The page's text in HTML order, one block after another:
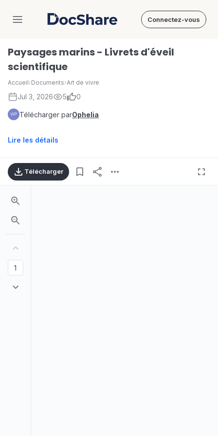
DocShare Connectez-vous
Paysages marins - Livrets d'éveil
scientifique
Accueil›Documents›Art de vivre
Jul 3, 2026 5 0
Télécharger parOphelia
Lire les détails
Télécharger